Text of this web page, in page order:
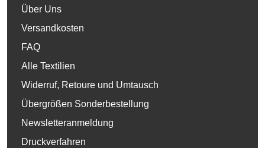
Über Uns
Versandkosten
FAQ
Alle Textilien
Widerruf, Retoure und Umtausch
Übergrößen Sonderbestellung
Newsletteranmeldung
Druckverfahren